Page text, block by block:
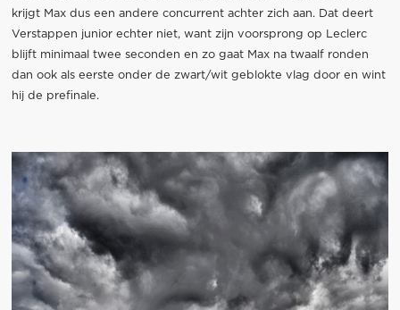
krijgt Max dus een andere concurrent achter zich aan. Dat deert
Verstappen junior echter niet, want zijn voorsprong op Leclerc
blijft minimaal twee seconden en zo gaat Max na twaalf ronden
dan ook als eerste onder de zwart/wit geblokte vlag door en wint
hij de prefinale.